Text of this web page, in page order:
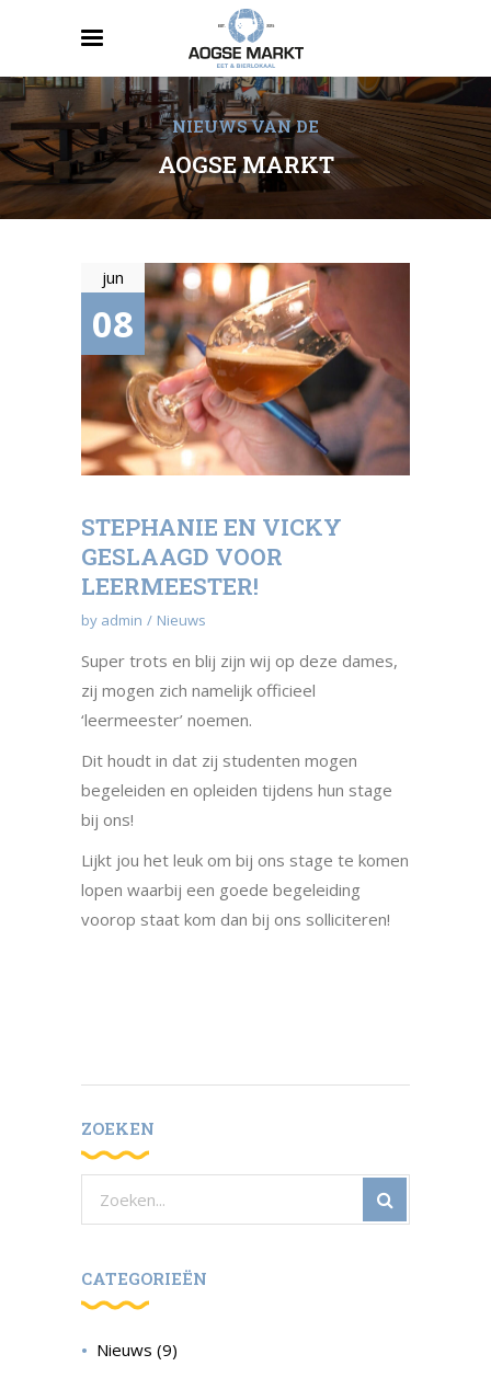
NIEUWS VAN DE
AOGSE MARKT
jun
08
STEPHANIE EN VICKY
GESLAAGD VOOR
LEERMEESTER!
by admin Nieuws
Super trots en blij zijn wij op deze dames,
zij mogen zich namelijk officieel
‘leermeester’ noemen.
Dit houdt in dat zij studenten mogen
begeleiden en opleiden tijdens hun stage
bij ons!
Lijkt jou het leuk om bij ons stage te komen
lopen waarbij een goede begeleiding
voorop staat kom dan bij ons solliciteren!
ZOEKEN
CATEGORIEËN
Nieuws (9)